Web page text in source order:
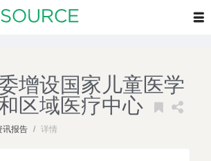
增设国家儿童医学
区域医疗中心
讯报告 / 详情